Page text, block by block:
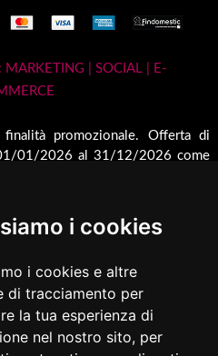
i cookies
i cookies e altre
di tracciamento per
la tua esperienza di
nel nostro sito, per
Vendita
pubbliche
Puffer
MARKETING | SOCIAL | E-
promozionale. Offerta di
01/2026 al 31/12/2026 come
del bene € 1000,00 Tan
rate da € 45,7 costi accessori
del credito € 1000. Importo
€ 1096,8. Al fine di gestire le tue
conoscere eventuali altre offerte
prima di sottoscrivere il
tutte le condizioni economiche e
alle Informazioni Europee di
(IEBCC) presso il punto vendita.